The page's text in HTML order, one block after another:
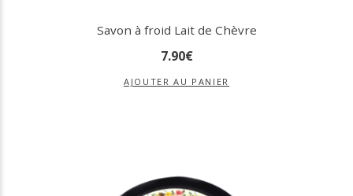
Savon à froid Lait de Chèvre
7.90€
AJOUTER AU PANIER